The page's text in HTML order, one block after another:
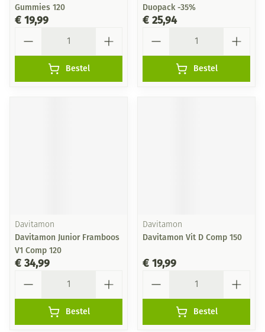
Gummies 120
€ 19,99
Bestel
Duopack -35%
€ 25,94
Bestel
Davitamon
Davitamon Junior Framboos
V1 Comp 120
€ 34,99
Bestel
Davitamon
Davitamon Vit D Comp 150
€ 19,99
Bestel